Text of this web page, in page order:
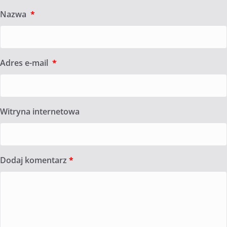
Nazwa *
Adres e-mail *
Witryna internetowa
Dodaj komentarz *